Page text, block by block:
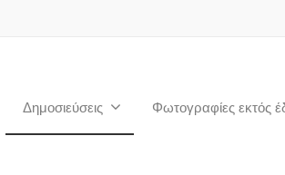
Δημοσιεύσεις Φωτογραφίες εκτός